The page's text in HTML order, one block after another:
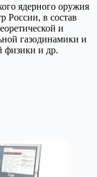
ядерного оружия
России, в состав
и
газодинамики и
физики и др.